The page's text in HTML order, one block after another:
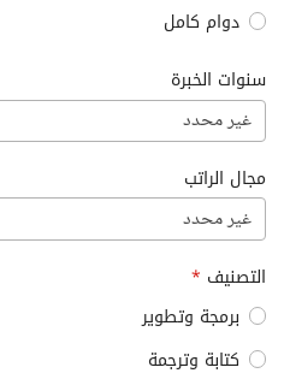
دوام كامل
سنوات الخبرة
غير محدد
مجال الراتب
غير محدد
التصنيف *
برمجة وتطوير
كتابة وترجمة